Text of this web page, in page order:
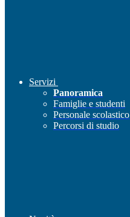
Servizi
Panoramica
Famiglie e studenti
Personale scolastico
Percorsi di studio